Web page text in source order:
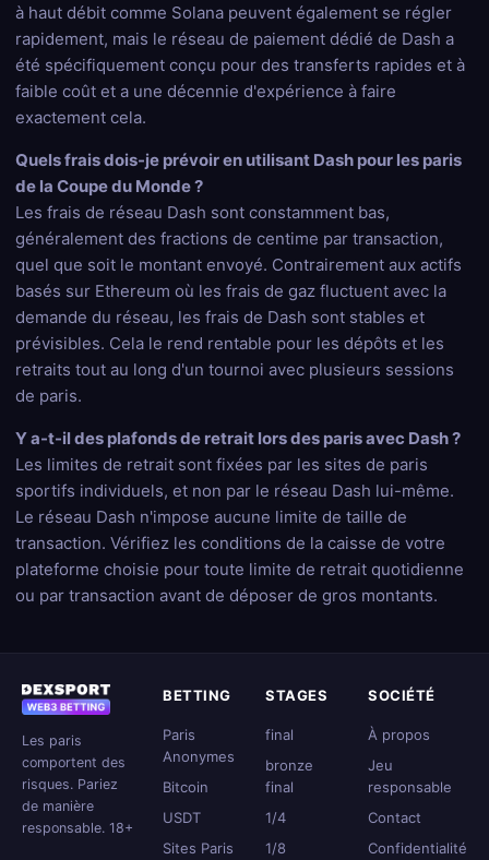
à haut débit comme Solana peuvent également se régler
rapidement, mais le réseau de paiement dédié de Dash a
été spécifiquement conçu pour des transferts rapides et à
faible coût et a une décennie d'expérience à faire
exactement cela.
Quels frais dois-je prévoir en utilisant Dash pour les paris
de la Coupe du Monde ?
Les frais de réseau Dash sont constamment bas,
généralement des fractions de centime par transaction,
quel que soit le montant envoyé. Contrairement aux actifs
basés sur Ethereum où les frais de gaz fluctuent avec la
demande du réseau, les frais de Dash sont stables et
prévisibles. Cela le rend rentable pour les dépôts et les
retraits tout au long d'un tournoi avec plusieurs sessions
de paris.
Y a-t-il des plafonds de retrait lors des paris avec Dash ?
Les limites de retrait sont fixées par les sites de paris
sportifs individuels, et non par le réseau Dash lui-même.
Le réseau Dash n'impose aucune limite de taille de
transaction. Vérifiez les conditions de la caisse de votre
plateforme choisie pour toute limite de retrait quotidienne
ou par transaction avant de déposer de gros montants.
Les paris
comportent des
risques. Pariez
de manière
responsable. 18+
BETTING
Paris
Anonymes
Bitcoin
USDT
Sites Paris
STAGES
final
bronze
final
1/4
1/8
SOCIÉTÉ
À propos
Jeu
responsable
Contact
Confidentialité